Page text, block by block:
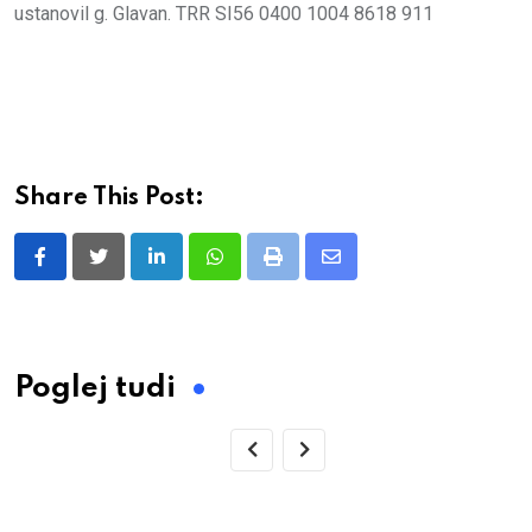
ustanovil g. Glavan. TRR SI56 0400 1004 8618 911
Share This Post:
LinkedInWhatsappPrint
Share
Poglej tudi